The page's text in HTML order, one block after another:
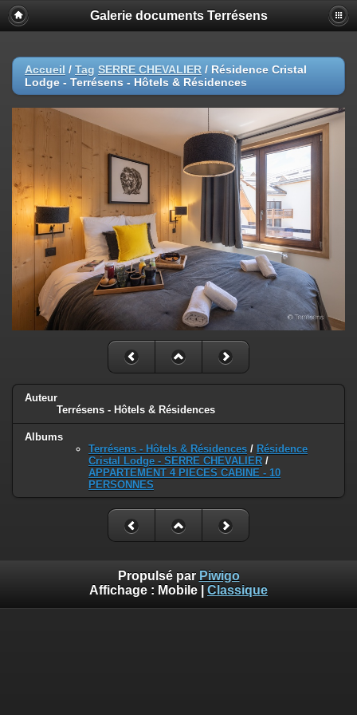
Galerie documents Terrésens
Accueil / Tag SERRE CHEVALIER / Résidence Cristal
Lodge - Terrésens - Hôtels & Résidences
Auteur
Terrésens - Hôtels & Résidences
Albums
Terrésens - Hôtels & Résidences / Résidence
Cristal Lodge - SERRE CHEVALIER /
APPARTEMENT 4 PIECES CABINE - 10
PERSONNES
Propulsé par Piwigo
Affichage : Mobile Classique